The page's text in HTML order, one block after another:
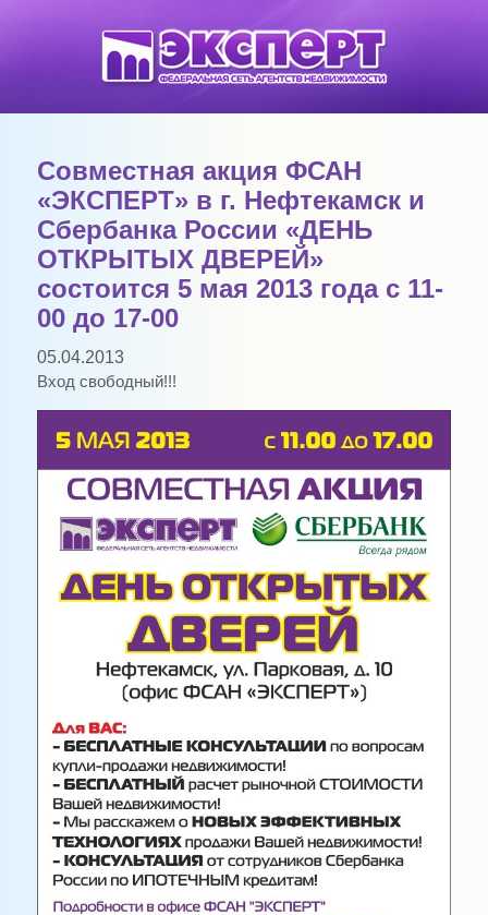
Совместная акция ФСАН
«ЭКСПЕРТ» в г. Нефтекамск и
Сбербанка России «ДЕНЬ
ОТКРЫТЫХ ДВЕРЕЙ»
состоится 5 мая 2013 года с 11-
00 до 17-00
05.04.2013
Вход свободный!!!